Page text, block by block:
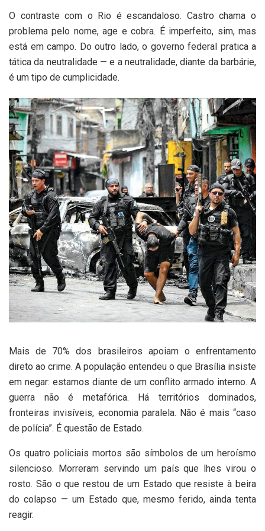
O contraste com o Rio é escandaloso. Castro chama o
problema pelo nome, age e cobra. É imperfeito, sim, mas
está em campo. Do outro lado, o governo federal pratica a
tática da neutralidade — e a neutralidade, diante da barbárie,
é um tipo de cumplicidade.
Mais de 70% dos brasileiros apoiam o enfrentamento
direto ao crime. A população entendeu o que Brasília insiste
em negar: estamos diante de um conflito armado interno. A
guerra não é metafórica. Há territórios dominados,
fronteiras invisíveis, economia paralela. Não é mais “caso
de polícia”. É questão de Estado.
Os quatro policiais mortos são símbolos de um heroísmo
silencioso. Morreram servindo um país que lhes virou o
rosto. São o que restou de um Estado que resiste à beira
do colapso — um Estado que, mesmo ferido, ainda tenta
reagir.